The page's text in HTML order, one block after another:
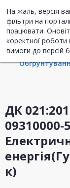
На жаль, версія
фільтри на
працювати.
коректної роботи
вимоги до версій
ДК
09310000-5
к)